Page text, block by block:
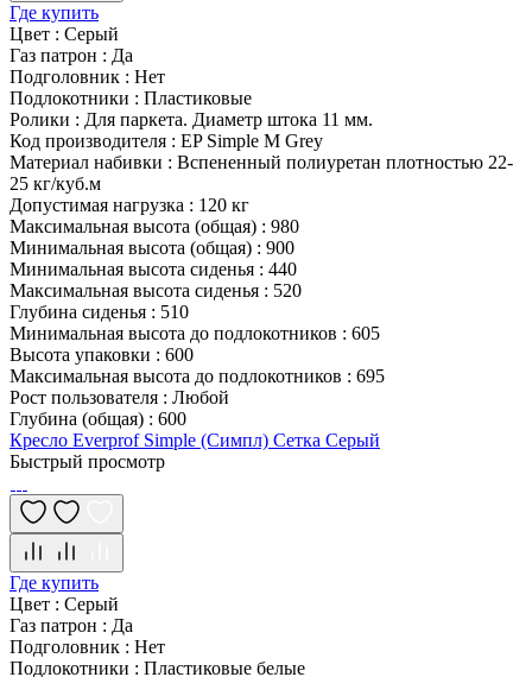
Где купить
Цвет : Серый
Газ патрон : Да
Подголовник : Нет
Подлокотники : Пластиковые
Ролики : Для паркета. Диаметр штока 11 мм.
Код производителя : EP Simple M Grey
Материал набивки : Вспененный полиуретан плотностью 22-
25 кг/куб.м
Допустимая нагрузка : 120 кг
Максимальная высота (общая) : 980
Минимальная высота (общая) : 900
Минимальная высота сиденья : 440
Максимальная высота сиденья : 520
Глубина сиденья : 510
Минимальная высота до подлокотников : 605
Высота упаковки : 600
Максимальная высота до подлокотников : 695
Рост пользователя : Любой
Глубина (общая) : 600
Кресло Everprof Simple (Симпл) Сетка Серый
Быстрый просмотр
Где купить
Цвет : Серый
Газ патрон : Да
Подголовник : Нет
Подлокотники : Пластиковые белые